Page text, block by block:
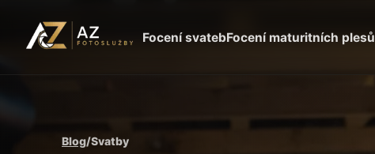
Focení svatebFocení maturitních plesů
Blog/Svatby